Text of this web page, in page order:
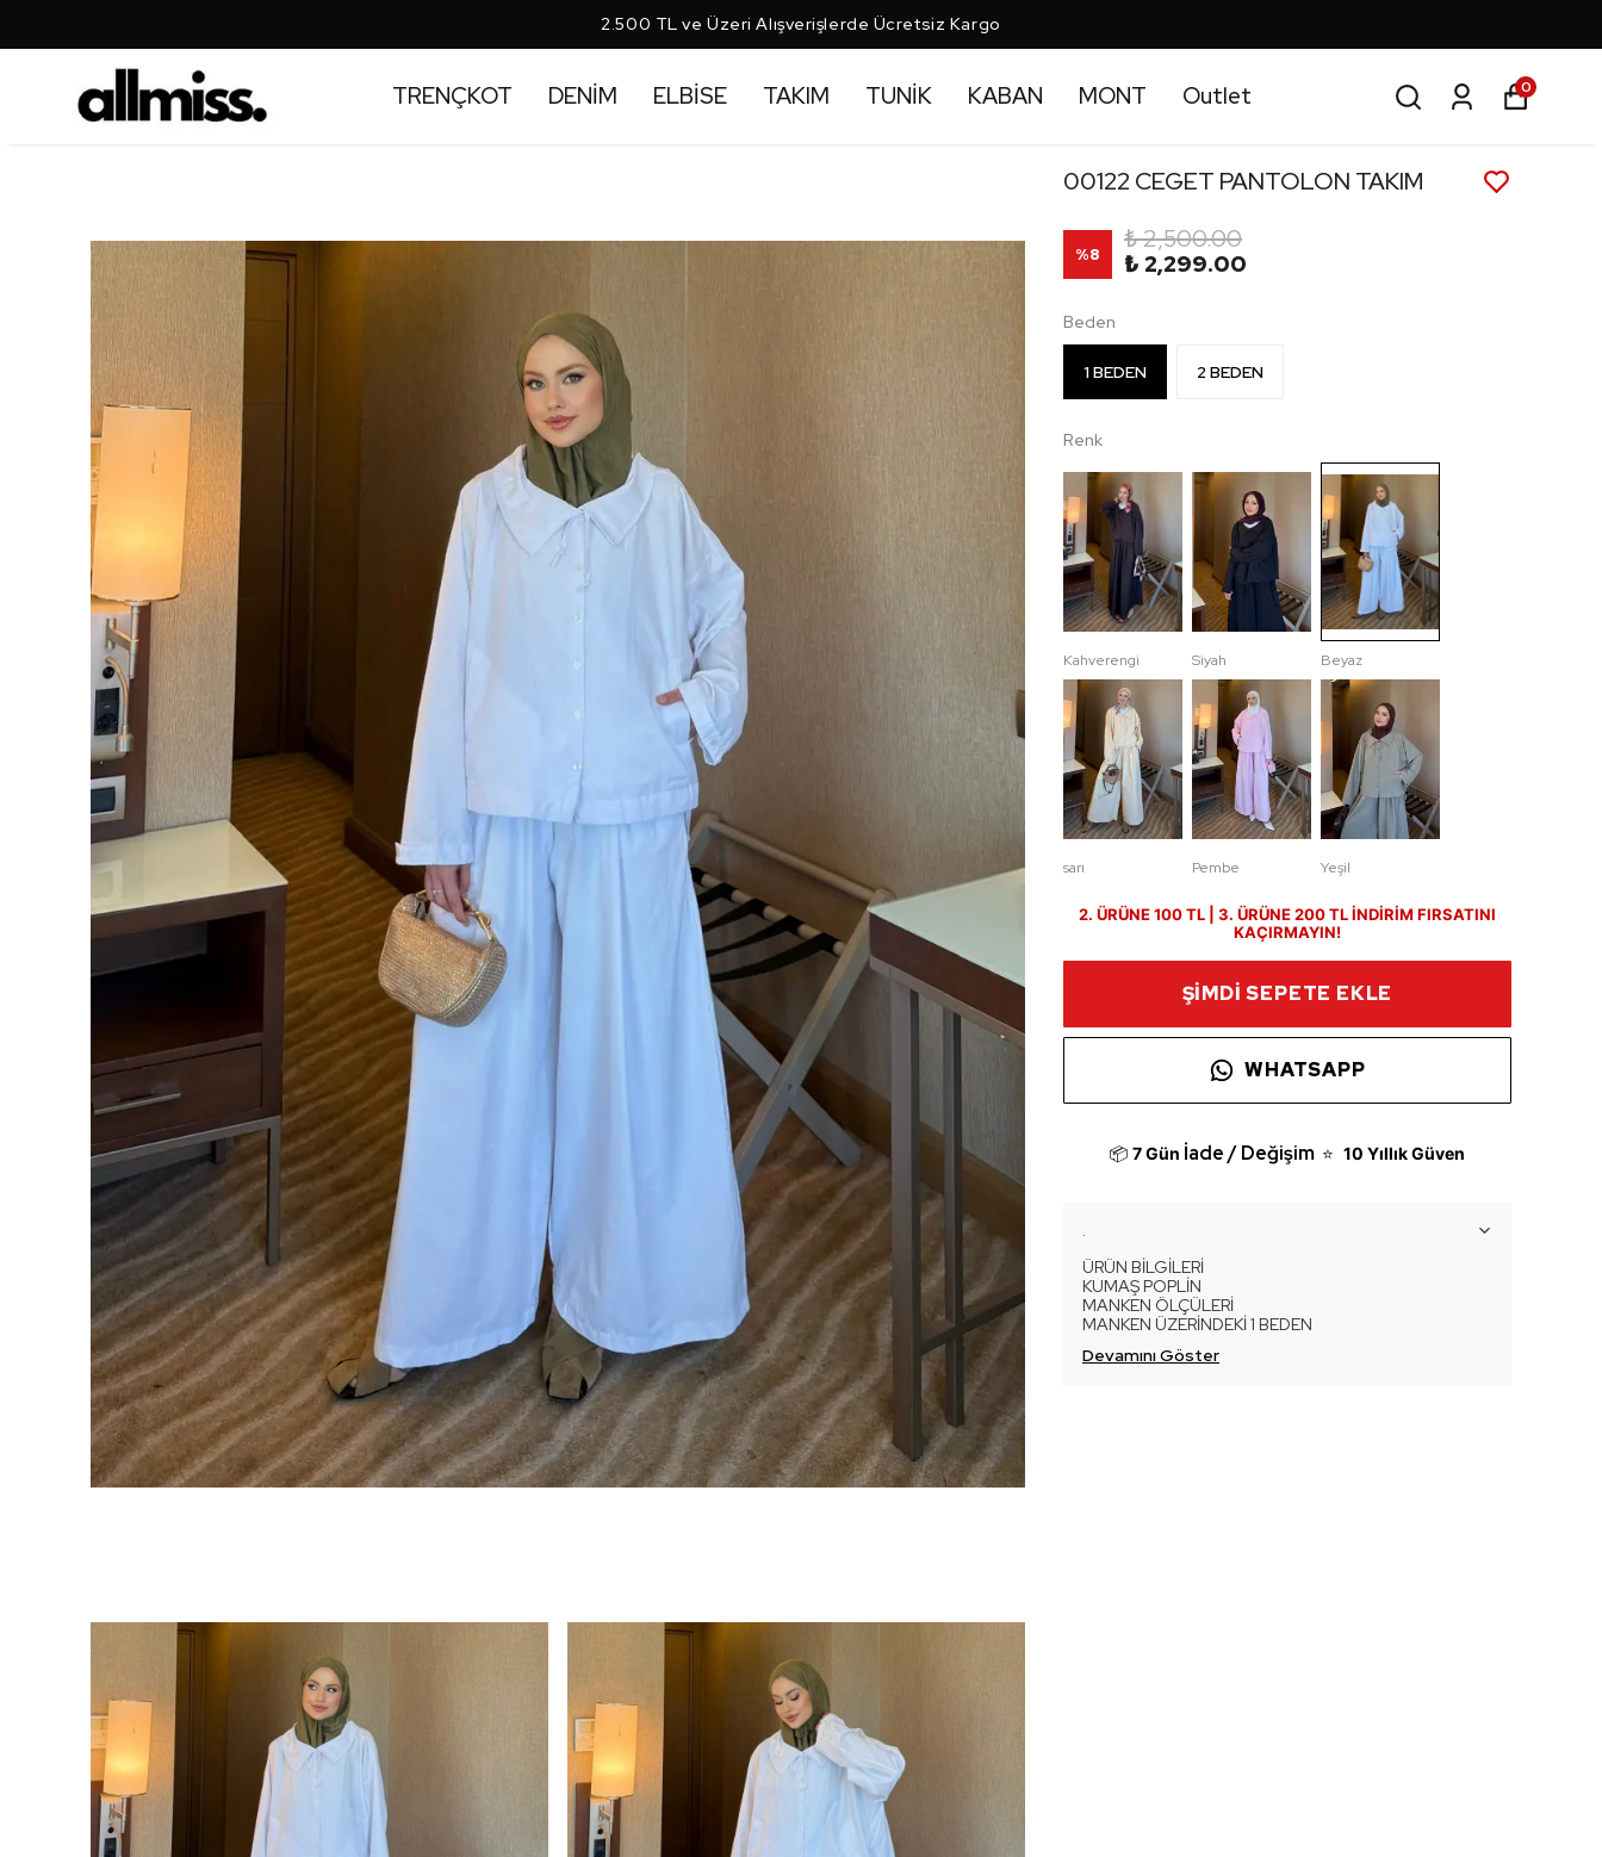
2.500 TL ve Üzeri Alışverişlerde Ücretsiz Kargo
TRENÇKOT DENİM ELBİSE TAKIM TUNİK KABAN MONT Outlet 0
00122 CEGET PANTOLON TAKIM
%8
₺ 2,500.00
₺ 2,299.00
Beden
1 BEDEN 2 BEDEN
Renk
Kahverengi Siyah Beyaz
sarı Pembe Yeşil
2. ÜRÜNE 100 TL | 3. ÜRÜNE 200 TL İNDİRİM FIRSATINI
KAÇIRMAYIN!
ŞİMDİ SEPETE EKLE
WHATSAPP
📦 7 Gün İade / Değişim ⭐ 10 Yıllık Güven
.
ÜRÜN BİLGİLERİ
KUMAŞ POPLİN
MANKEN ÖLÇÜLERİ
MANKEN ÜZERİNDEKİ 1 BEDEN
Devamını Göster